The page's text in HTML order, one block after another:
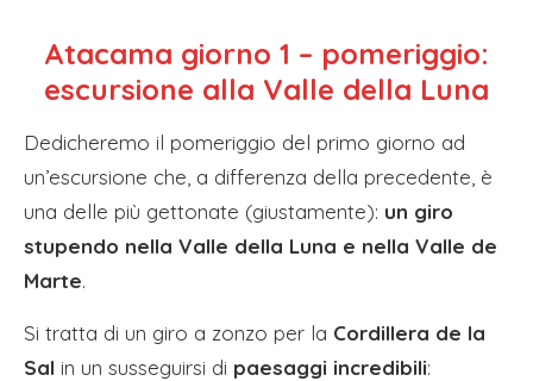
Atacama giorno 1 – pomeriggio:
escursione alla Valle della Luna
Dedicheremo il pomeriggio del primo giorno ad
un’escursione che, a differenza della precedente, è
una delle più gettonate (giustamente): un giro
stupendo nella Valle della Luna e nella Valle de
Marte.
Si tratta di un giro a zonzo per la Cordillera de la
Sal in un susseguirsi di paesaggi incredibili: